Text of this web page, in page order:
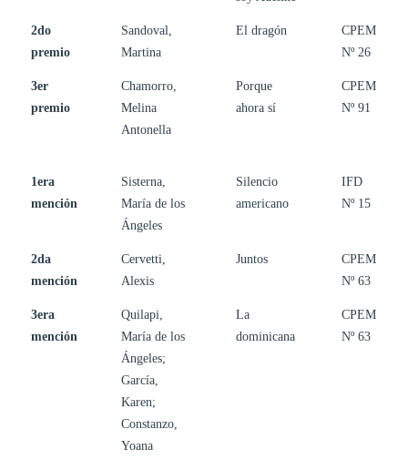
2do
premio
Sandoval,
Martina
El dragón
CPEM
Nº 26
3er
premio
Chamorro,
Melina
Antonella
Porque
ahora sí
CPEM
Nº 91
1era
mención
Sisterna,
María de los
Ángeles
Silencio
americano
IFD
Nº 15
2da
mención
Cervetti,
Alexis
Juntos
CPEM
Nº 63
3era
mención
Quilapi,
María de los
Ángeles;
García,
Karen;
Constanzo,
Yoana
La
dominicana
CPEM
Nº 63